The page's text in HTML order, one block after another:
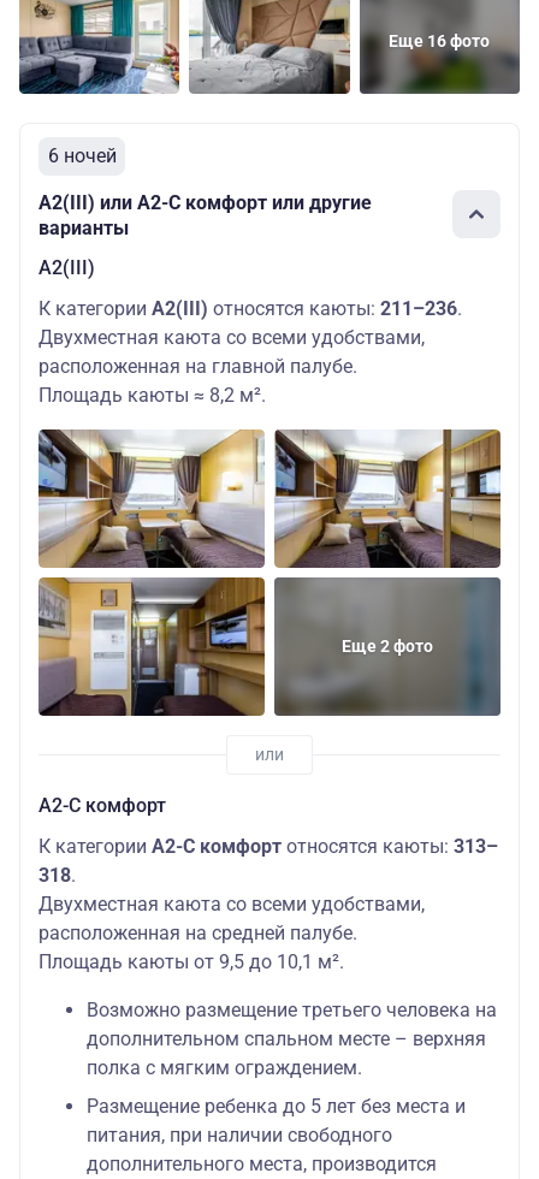
Еще 16 фото
6 ночей
А2(III) или А2-С комфорт или другие
варианты
А2(III)
К категории А2(III) относятся каюты: 211–236.
Двухместная каюта со всеми удобствами,
расположенная на главной палубе.
Площадь каюты ≈ 8,2 м².
Еще 2 фото
А2-С комфорт
К категории А2-С комфорт относятся каюты: 313–
318.
Двухместная каюта со всеми удобствами,
расположенная на средней палубе.
Площадь каюты от 9,5 до 10,1 м².
Возможно размещение третьего человека на
дополнительном спальном месте – верхняя
полка с мягким ограждением.
Размещение ребенка до 5 лет без места и
питания, при наличии свободного
дополнительного места, производится